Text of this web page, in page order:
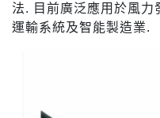
法. 目前廣泛應用於風力
運輸系統及智能製造業.